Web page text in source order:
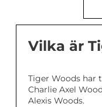
Vilka är
Tiger Woods har
Charlie Axel
Alexis Woods.